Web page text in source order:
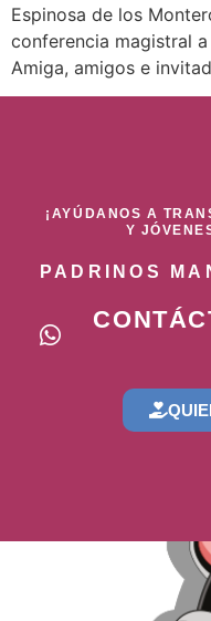
Espinosa de los
conferencia magistral
Amiga, amigos e
¡AYÚDANOS A
Y
PADRINOS